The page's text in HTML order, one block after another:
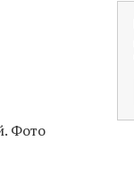
Фото